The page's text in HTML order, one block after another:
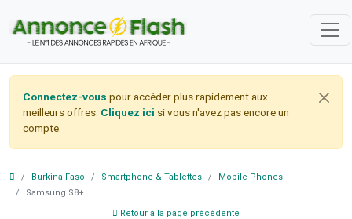
Connectez-vous pour accéder plus rapidement aux
meilleurs offres. Cliquez ici si vous n'avez pas encore un
compte.
Burkina Faso Smartphone & Tablettes
Mobile Phones
Samsung S8+
Retour à la page précédente